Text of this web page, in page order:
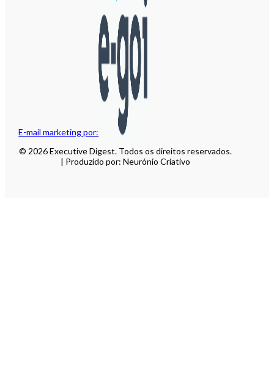
E-mail marketing por:
© 2026 Executive Digest. Todos os direitos reservados.
| Produzido por: Neurónio Criativo